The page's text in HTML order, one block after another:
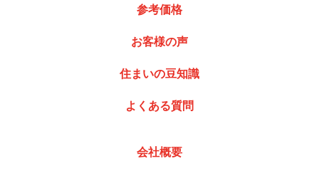
参考価格
お客様の声
住まいの豆知識
よくある質問
会社概要